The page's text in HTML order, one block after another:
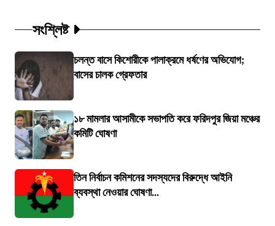
সংশ্লিষ্ট
চলন্ত বাসে কিশোরীকে পালাক্রমে ধর্ষণের অভিযোগ;
বাসের চালক গ্রেফতার
১৮ মামলার আসামীকে সভাপতি করে ফরিদপুর জিয়া মঞ্চের
কমিটি ঘোষণা
তিন নির্বাচন কমিশনের সদস্যদের বিরুদ্ধে আইনি
ব্যবস্থা নেওয়ার ঘোষণা...